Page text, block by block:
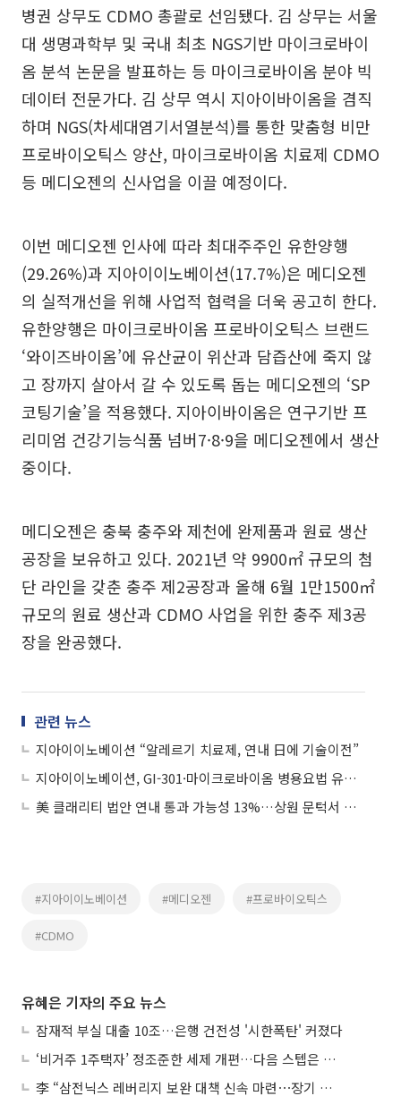
병권 상무도 CDMO 총괄로 선임됐다. 김 상무는 서울
대 생명과학부 및 국내 최초 NGS기반 마이크로바이
옴 분석 논문을 발표하는 등 마이크로바이옴 분야 빅
데이터 전문가다. 김 상무 역시 지아이바이옴을 겸직
하며 NGS(차세대염기서열분석)를 통한 맞춤형 비만
프로바이오틱스 양산, 마이크로바이옴 치료제 CDMO
등 메디오젠의 신사업을 이끌 예정이다.
이번 메디오젠 인사에 따라 최대주주인 유한양행
(29.26%)과 지아이이노베이션(17.7%)은 메디오젠
의 실적개선을 위해 사업적 협력을 더욱 공고히 한다.
유한양행은 마이크로바이옴 프로바이오틱스 브랜드
‘와이즈바이옴’에 유산균이 위산과 담즙산에 죽지 않
고 장까지 살아서 갈 수 있도록 돕는 메디오젠의 ‘SP
코팅기술’을 적용했다. 지아이바이옴은 연구기반 프
리미엄 건강기능식품 넘버7·8·9을 메디오젠에서 생산
중이다.
메디오젠은 충북 충주와 제천에 완제품과 원료 생산
공장을 보유하고 있다. 2021년 약 9900㎡ 규모의 첨
단 라인을 갖춘 충주 제2공장과 올해 6월 1만1500㎡
규모의 원료 생산과 CDMO 사업을 위한 충주 제3공
장을 완공했다.
관련 뉴스
지아이이노베이션 “알레르기 치료제, 연내 日에 기술이전”
지아이이노베이션, GI-301·마이크로바이옴 병용요법 유럽 특허 등록 결정
美 클래리티 법안 연내 통과 가능성 13%…상원 문턱서 제동
#지아이이노베이션 #메디오젠 #프로바이오틱스
#CDMO
유혜은 기자의 주요 뉴스
잠재적 부실 대출 10조…은행 건전성 '시한폭탄' 커졌다
‘비거주 1주택자’ 정조준한 세제 개편…다음 스텝은 금융 대책
李 “삼전닉스 레버리지 보완 대책 신속 마련⋯장기 채무 과감히 탕감”